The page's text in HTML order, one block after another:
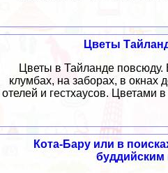
Цветы
Цветы в Тайланде повсюду.
клумбах, на заборах, в окнах
отелей и гестхаусов. Цветами
Кота-Бару или в
буддийским